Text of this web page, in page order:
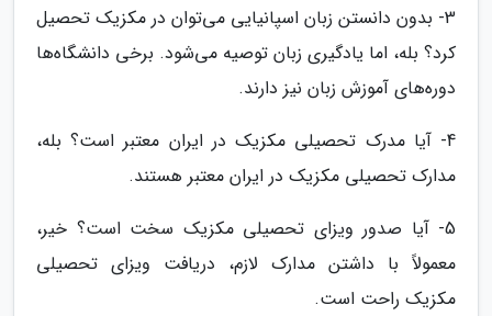
3- بدون دانستن زبان اسپانیایی می‌توان در مکزیک تحصیل
کرد؟ بله، اما یادگیری زبان توصیه می‌شود. برخی دانشگاه‌ها
دوره‌های آموزش زبان نیز دارند.
4- آیا مدرک تحصیلی مکزیک در ایران معتبر است؟ بله،
مدارک تحصیلی مکزیک در ایران معتبر هستند.
5- آیا صدور ویزای تحصیلی مکزیک سخت است؟ خیر،
معمولاً با داشتن مدارک لازم، دریافت ویزای تحصیلی
مکزیک راحت است.